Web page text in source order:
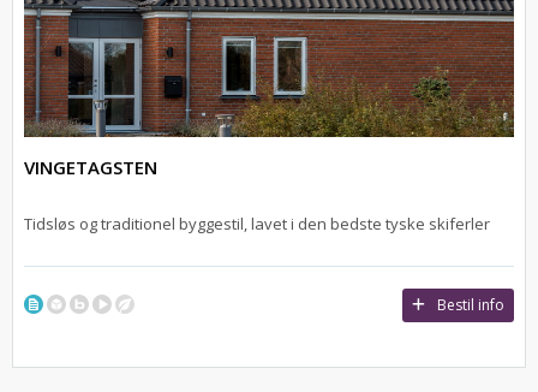
VINGETAGSTEN
Tidsløs og traditionel byggestil, lavet i den bedste tyske skiferler
Bestil info